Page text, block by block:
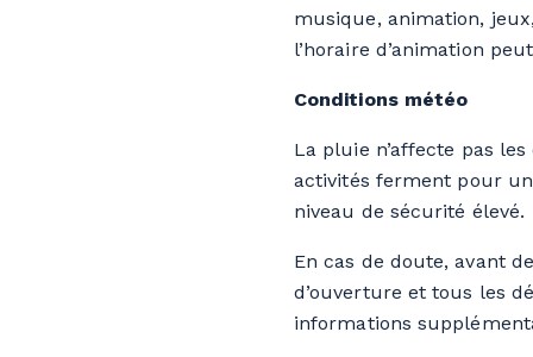
musique, animation,
l’horaire d’animation
Conditions météo
La pluie n’affecte pas
activités ferment pour
niveau de sécurité élevé.
En cas de doute, avant
d’ouverture et tous les
informations